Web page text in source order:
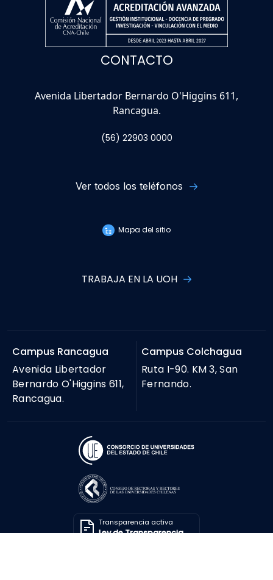
CONTACTO
Avenida Libertador Bernardo O'Higgins 611,
Rancagua.
(56) 22903 0000
Ver todos los teléfonos
Mapa del sitio
TRABAJA EN LA UOH
Campus Rancagua
Avenida Libertador
Bernardo O'Higgins 611,
Rancagua.
Campus Colchagua
Ruta I-90. KM 3, San
Fernando.
Transparencia activa
Ley de Transparencia